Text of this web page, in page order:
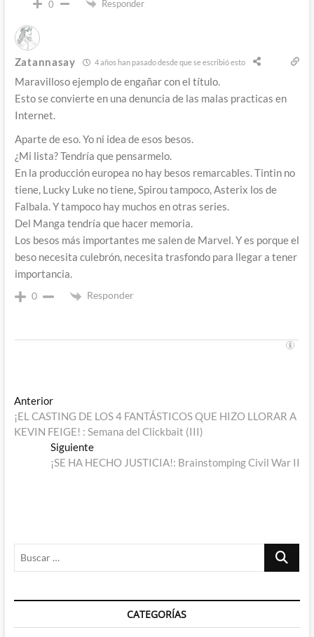
0 Responder
Zatannasay 4 años han pasado desde que se escribió esto
Maravilloso ejemplo de engañar con el título.
Esto se convierte en una denuncia de las malas practicas en
Internet.
Aparte de eso. Yo ni idea de esos besos.
¿Mi lista? Tendría que pensarmelo.
En la producción europea no hay besos remarcables. Tintin no
tiene, Lucky Luke no tiene, Spirou tampoco, Asterix los de
Falbala. Y tampoco hay muchos en otras series.
Del Manga tendría que hacer memoria.
Los besos más importantes me salen de Marvel. Y es porque el
beso necesita culebrón, necesita trasfondo para llegar a tener
importancia.
0 Responder
Navegación
de
entradas
AnteriorEntrada
anterior:
¡EL CASTING DE LOS 4 FANTÁSTICOS QUE HIZO LLORAR A
KEVIN FEIGE! : Semana del Clickbait (III)
SiguienteEntrada
siguiente:
¡SE HA HECHO JUSTICIA!: Brainstomping Civil War II
Buscar
CATEGORÍAS